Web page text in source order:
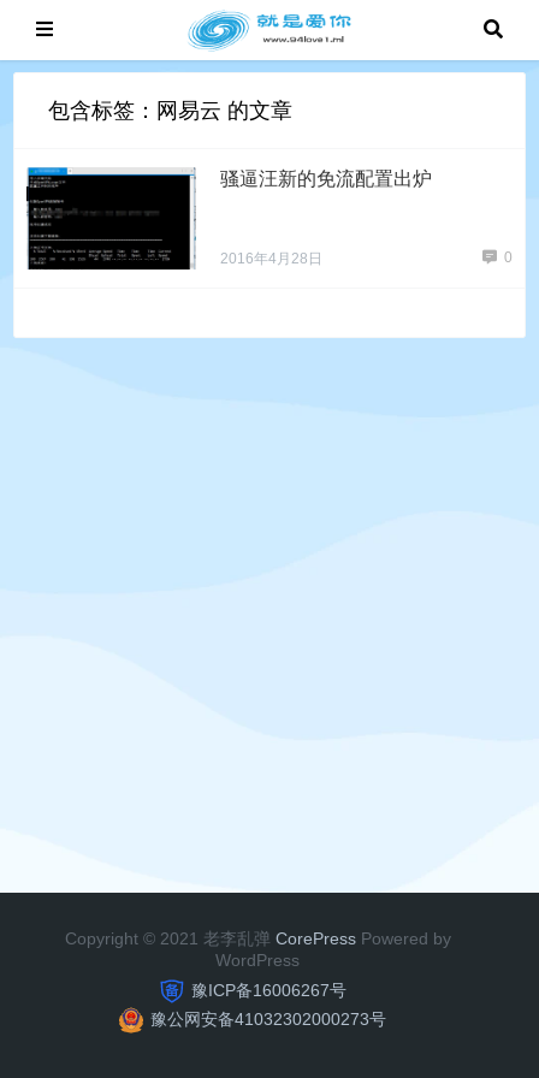
包含标签：网易云 的文章
骚逼汪新的免流配置出炉
2016年4月28日 0
Copyright © 2021 老李乱弹 CorePress Powered by
WordPress
豫ICP备16006267号
豫公网安备41032302000273号